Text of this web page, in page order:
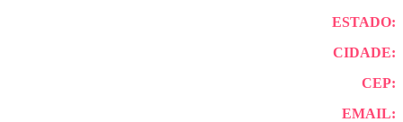
ESTADO:
CIDADE:
CEP:
EMAIL: